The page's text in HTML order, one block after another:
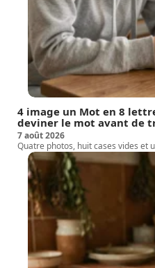
4 image un Mot en 8
deviner le mot avant de
7 août 2026
Quatre photos, huit cases vides et